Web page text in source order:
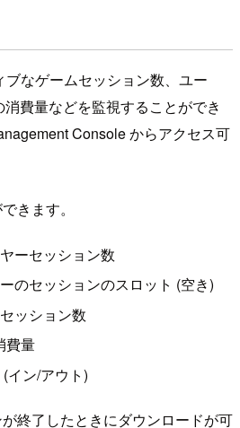
なゲームセッション数、ユー
費量などを監視することができ
Console からアクセス可
きます。
ーセッション数
のセッションのスロット (空き)
ッション数
費量
イン/アウト)
終了したときにダウンロードが可